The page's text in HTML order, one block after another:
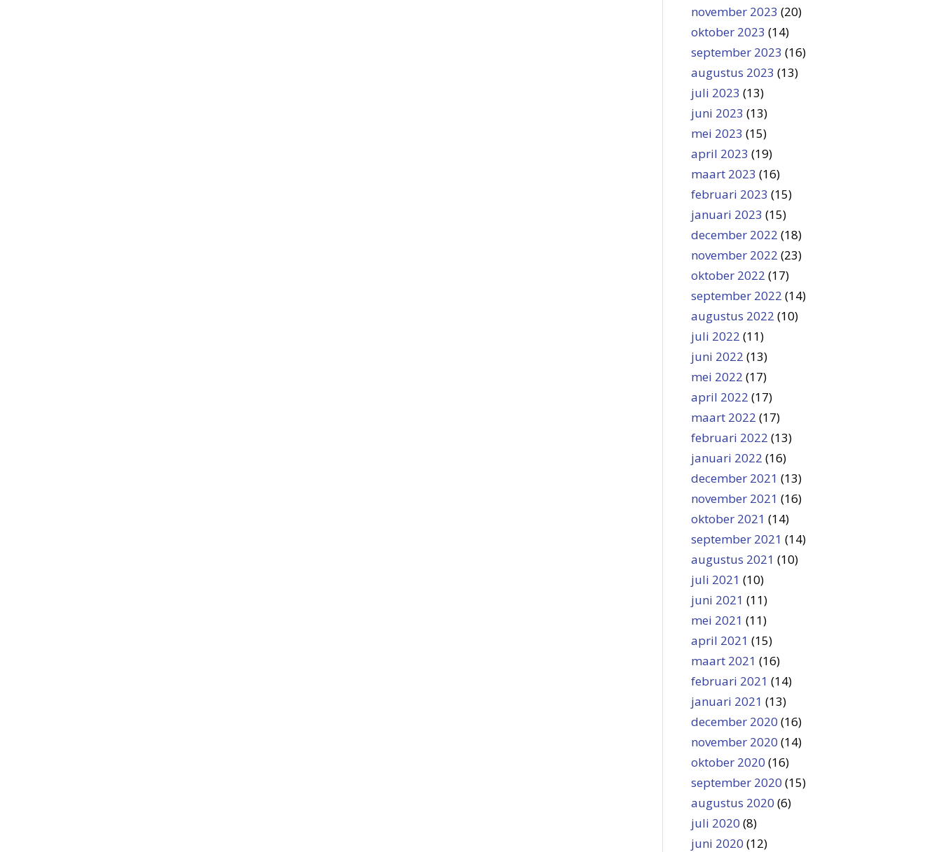
november 2023 (20)
oktober 2023 (14)
september 2023 (16)
augustus 2023 (13)
juli 2023 (13)
juni 2023 (13)
mei 2023 (15)
april 2023 (19)
maart 2023 (16)
februari 2023 (15)
januari 2023 (15)
december 2022 (18)
november 2022 (23)
oktober 2022 (17)
september 2022 (14)
augustus 2022 (10)
juli 2022 (11)
juni 2022 (13)
mei 2022 (17)
april 2022 (17)
maart 2022 (17)
februari 2022 (13)
januari 2022 (16)
december 2021 (13)
november 2021 (16)
oktober 2021 (14)
september 2021 (14)
augustus 2021 (10)
juli 2021 (10)
juni 2021 (11)
mei 2021 (11)
april 2021 (15)
maart 2021 (16)
februari 2021 (14)
januari 2021 (13)
december 2020 (16)
november 2020 (14)
oktober 2020 (16)
september 2020 (15)
augustus 2020 (6)
juli 2020 (8)
juni 2020 (12)